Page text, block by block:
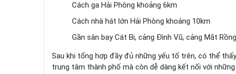
Cách ga Hải Phòng khoảng 6km
Cách nhà hát lớn Hải Phòng khoảng 10km
Gần sân bay Cát Bi, cảng Đình Vũ, cảng Mắt
Sau khi tổng hợp đầy đủ những yếu tố trên, có thể
trung tâm thành phố mà còn dễ dàng kết nối với